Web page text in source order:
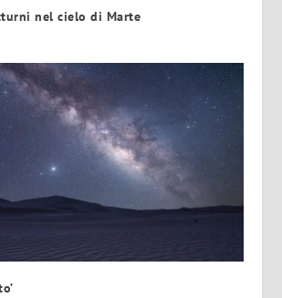
nel cielo di Marte